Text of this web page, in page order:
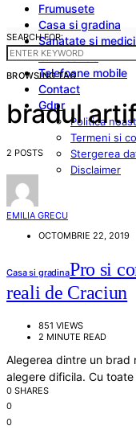
Frumusete
Casa si gradina
Sanatate si
Cum sa fac
Telefoane mobile
Contact
Gdpr
Politica
Termeni si
Stergerea
Disclaimer
SEARCH FOR:
BROWSING TAG
bradul
2 POSTS
EMILIA GRECU
OCTOMBRIE 22, 2019
Casa si gradinaPro si
reali de Craciun
851 VIEWS
2 MINUTE READ
Alegerea dintre un brad
alegere dificila. Cu
0 SHARES
0
0